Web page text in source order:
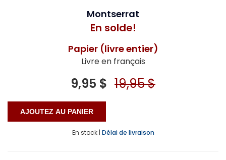
Montserrat
En solde!
Papier (livre entier)
Livre en français
9,95 $ 19,95 $
En stock | Délai de livraison